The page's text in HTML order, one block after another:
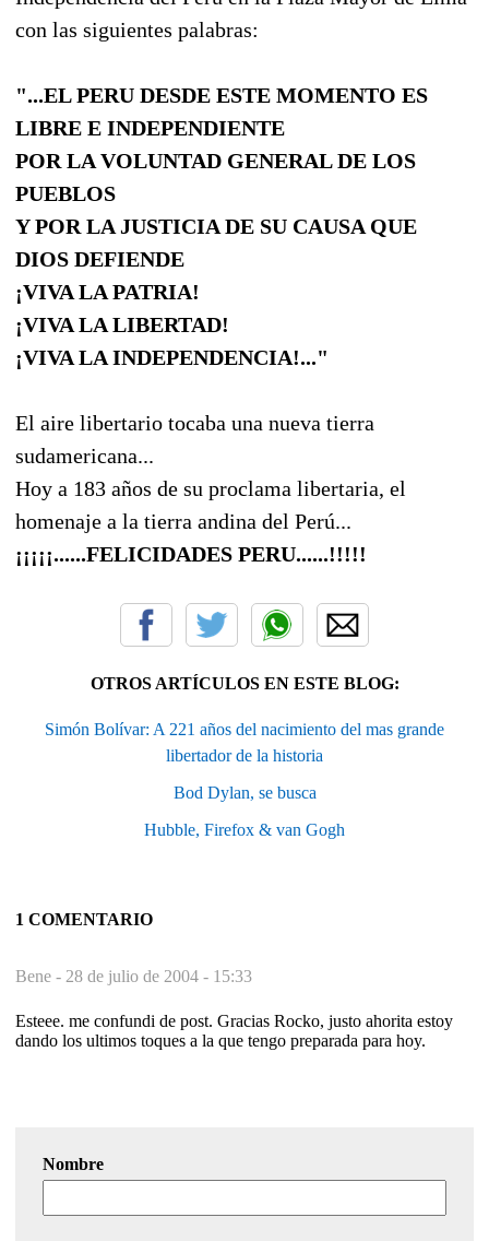
con las siguientes palabras:
"...EL PERU DESDE ESTE MOMENTO ES
LIBRE E INDEPENDIENTE
POR LA VOLUNTAD GENERAL DE LOS
PUEBLOS
Y POR LA JUSTICIA DE SU CAUSA QUE
DIOS DEFIENDE
¡VIVA LA PATRIA!
¡VIVA LA LIBERTAD!
¡VIVA LA INDEPENDENCIA!..."
El aire libertario tocaba una nueva tierra
sudamericana...
Hoy a 183 años de su proclama libertaria, el
homenaje a la tierra andina del Perú...
¡¡¡¡¡......FELICIDADES PERU......!!!!!
OTROS ARTÍCULOS EN ESTE BLOG:
Simón Bolívar: A 221 años del nacimiento del mas grande
libertador de la historia
Bod Dylan, se busca
Hubble, Firefox & van Gogh
1 COMENTARIO
Bene - 28 de julio de 2004 - 15:33
Esteee. me confundi de post. Gracias Rocko, justo ahorita estoy
dando los ultimos toques a la que tengo preparada para hoy.
Nombre